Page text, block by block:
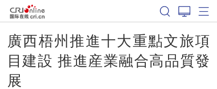
廣西梧州推進十大重點文旅項
目建設 推進産業融合高品質發
展